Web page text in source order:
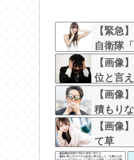
【画像】元アイドル
【緊急
自衛隊
【画像
位と言
【画像
積もり
な？？
【画像
て草